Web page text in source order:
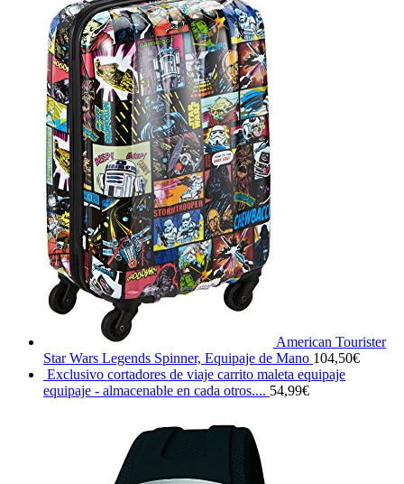
American Tourister
Star Wars Legends Spinner, Equipaje de Mano 104,50€
Exclusivo cortadores de viaje carrito maleta equipaje
equipaje - almacenable en cada otros.... 54,99€